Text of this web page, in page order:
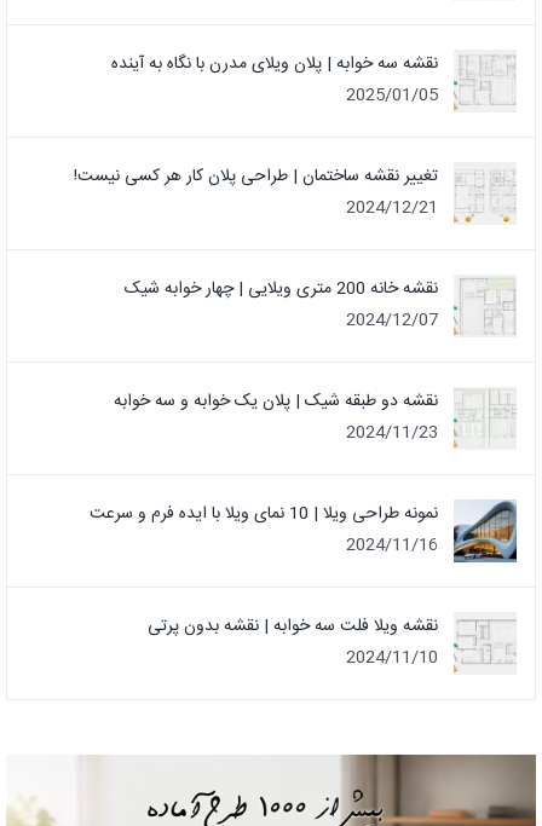
نقشه سه خوابه | پلان ویلای مدرن با نگاه به آینده
2025/01/05
تغییر نقشه ساختمان | طراحی پلان کار هر کسی نیست!
2024/12/21
نقشه خانه 200 متری ویلایی | چهار خوابه شیک
2024/12/07
نقشه دو طبقه شیک | پلان یک خوابه و سه خوابه
2024/11/23
نمونه طراحی ویلا | 10 نمای ویلا با ایده فرم و سرعت
2024/11/16
نقشه ویلا فلت سه خوابه | نقشه بدون پرتی
2024/11/10